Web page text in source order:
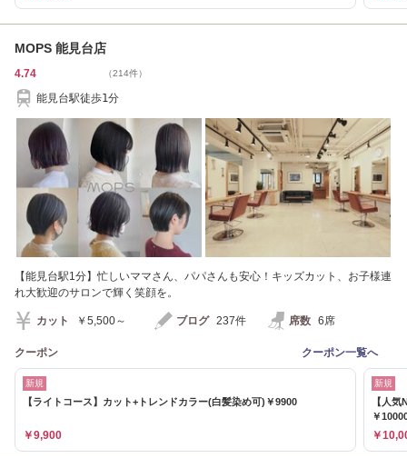
MOPS 能見台店
4.74 （214件）
能見台駅徒歩1分
【能見台駅1分】忙しいママさん、パパさんも安心！キッズカット、お子様連
れ大歓迎のサロンで輝く笑顔を。
カット ￥5,500～ ブログ 237件 席数 6席
クーポン クーポン一覧へ
新規
【ライトコース】カット+トレンドカラー(白髪染め可)￥9900
￥9,900
新規
【人
￥
￥